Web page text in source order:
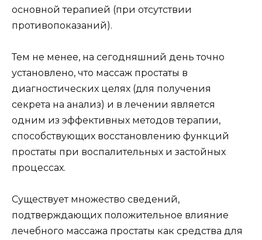
основной терапией (при отсутствии
противопоказаний).
Тем не менее, на сегодняшний день точно
установлено, что массаж простаты в
диагностических целях (для получения
секрета на анализ) и в лечении является
одним из эффективных методов терапии,
способствующих восстановлению функций
простаты при воспалительных и застойных
процессах.
Существует множество сведений,
подтверждающих положительное влияние
лечебного массажа простаты как средства для